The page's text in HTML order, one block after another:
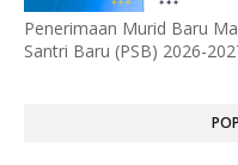
Penerimaan Murid Baru
Santri Baru (PSB) 2026-